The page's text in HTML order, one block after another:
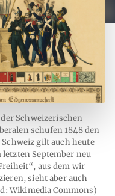
Schweizerischen
schufen 1848 den
gilt auch heute
September neu
aus dem wir
sieht aber auch
Wikimedia Commons)